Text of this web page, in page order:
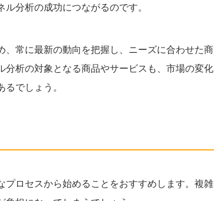
分析の成功につながるのです。
、常に最新の動向を把握し、ニーズに合わせた商
析の対象となる商品やサービスも、市場の変化
でしょう。
プロセスから始めることをおすすめします。複雑